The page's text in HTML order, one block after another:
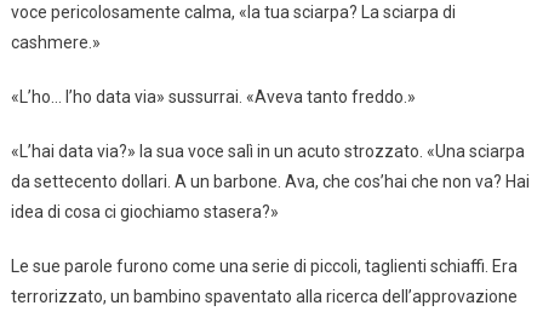
voce pericolosamente calma, «la tua sciarpa? La sciarpa di
cashmere.»
«L’ho… l’ho data via» sussurrai. «Aveva tanto freddo.»
«L’hai data via?» la sua voce salì in un acuto strozzato. «Una sciarpa
da settecento dollari. A un barbone. Ava, che cos’hai che non va? Hai
idea di cosa ci giochiamo stasera?»
Le sue parole furono come una serie di piccoli, taglienti schiaffi. Era
terrorizzato, un bambino spaventato alla ricerca dell’approvazione